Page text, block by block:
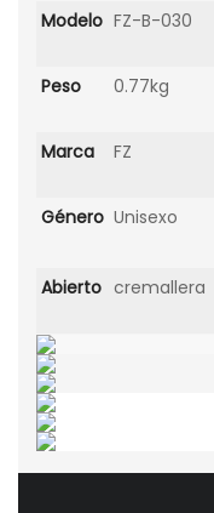
Modelo FZ-B-030
Peso 0.77kg
Marca FZ
Género Unisexo
Abierto cremallera